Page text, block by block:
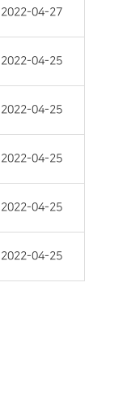
2022-04-27
2022-04-25
2022-04-25
2022-04-25
2022-04-25
2022-04-25